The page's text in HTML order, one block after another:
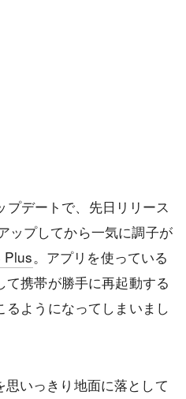
デートで、先日リリース
ップしてから一気に調子が
Plus。アプリを使っている
携帯が勝手に再起動する
るようになってしまいまし
いっきり地面に落として